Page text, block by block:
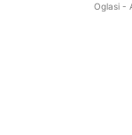
Oglasi -